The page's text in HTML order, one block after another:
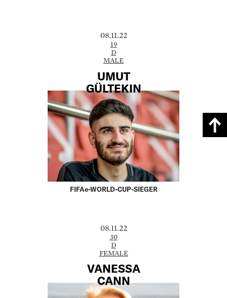
08.11.22
19
D
MALE
UMUT
GÜLTEKIN
FIFAe-WORLD-CUP-SIEGER
08.11.22
30
D
FEMALE
VANESSA
CANN